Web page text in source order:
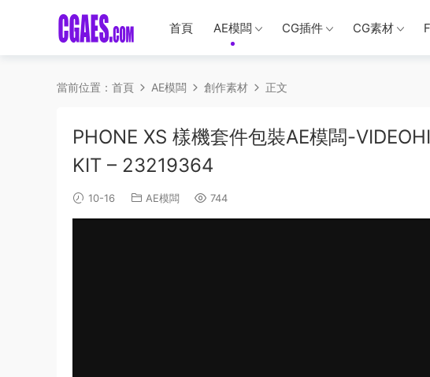
首頁 AE模闆 CG插件 CG素材
當前位置： 首頁 AE模闆 創作素材 正文
PHONE XS 樣機套件包裝AE模闆-
KIT – 23219364
10-16 AE模闆 744